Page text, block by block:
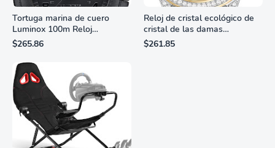
Tortuga marina de cuero
Luminox 100m Reloj
analógico de cuarzo
resistente al agua
$265.86
Reloj de cristal ecológico de
cristal de las damas
ciudadanas, 3 manos,
marcadores de números
$261.85